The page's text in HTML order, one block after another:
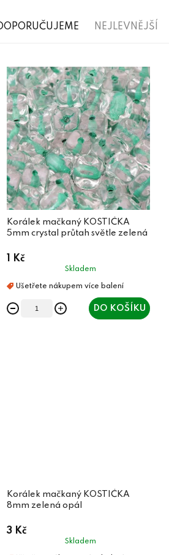
z
e
n
p
o
d
u
k
ů
NEJLEVNĚJŠÍ
V
ý
p
p
o
d
ů
Korálek mačkaný KOSTIČKA
5mm crystal průtah světle zelená
1 Kč
Skladem
DO KOŠÍKU
Korálek mačkaný KOSTIČKA
8mm zelená opál
3 Kč
Skladem